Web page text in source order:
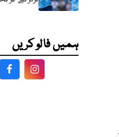
ہمیں فالو کریں
FacebookFacebook